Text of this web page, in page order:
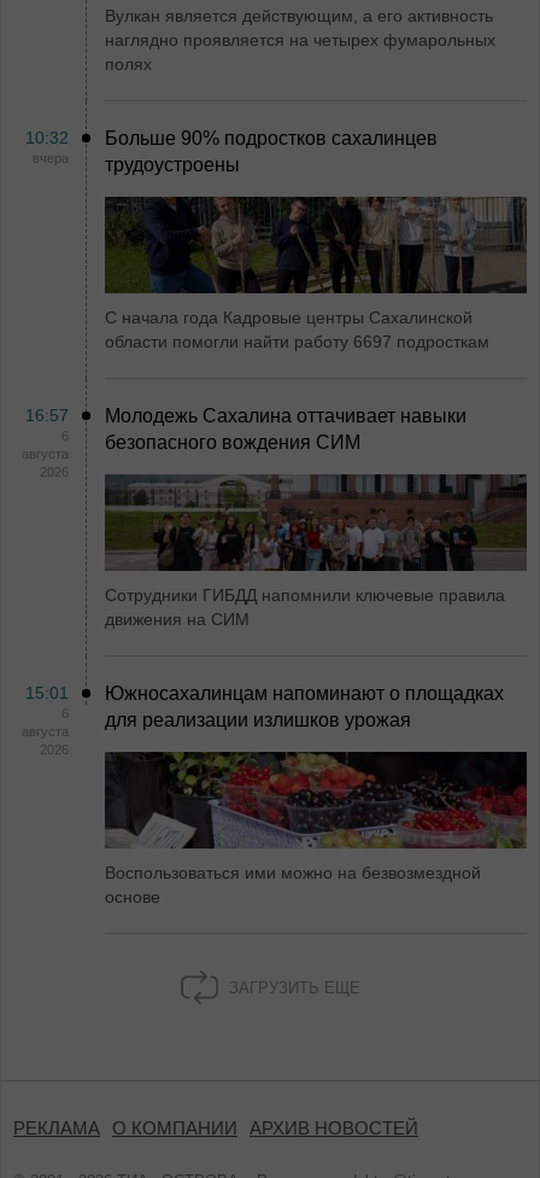
Вулкан является действующим, а его активность
наглядно проявляется на четырех фумарольных
полях
10:32
вчера
Больше 90% подростков сахалинцев
трудоустроены
С начала года Кадровые центры Сахалинской
области помогли найти работу 6697 подросткам
16:57
6
августа
2026
Молодежь Сахалина оттачивает навыки
безопасного вождения СИМ
Сотрудники ГИБДД напомнили ключевые правила
движения на СИМ
15:01
6
августа
2026
Южносахалинцам напоминают о площадках
для реализации излишков урожая
Воспользоваться ими можно на безвозмездной
основе
ЗАГРУЗИТЬ ЕЩЕ
РЕКЛАМА О КОМПАНИИ АРХИВ НОВОСТЕЙ